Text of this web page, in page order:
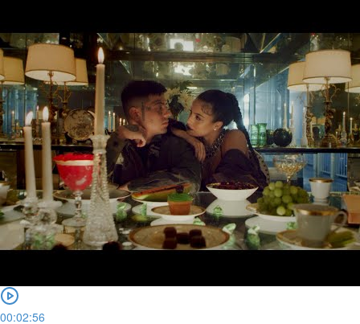
00:02:56